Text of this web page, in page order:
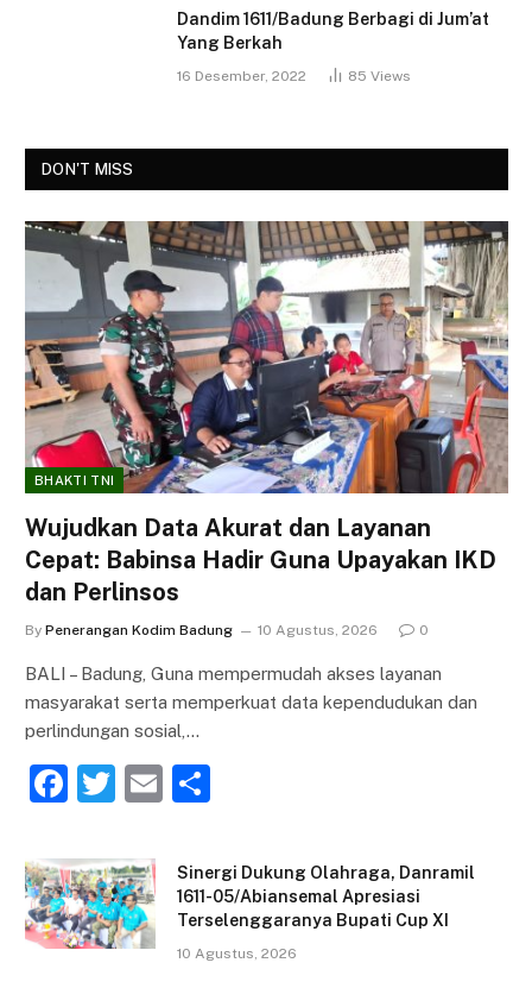
Dandim 1611/Badung Berbagi di Jum’at
Yang Berkah
16 Desember, 2022 85 Views
DON'T MISS
BHAKTI TNI
Wujudkan Data Akurat dan Layanan
Cepat: Babinsa Hadir Guna Upayakan IKD
dan Perlinsos
By Penerangan Kodim Badung 10 Agustus, 2026 0
BALI – Badung, Guna mempermudah akses layanan
masyarakat serta memperkuat data kependudukan dan
perlindungan sosial,…
F
c
e
b
T
itt
er
E
ai ar
e
Sinergi Dukung Olahraga, Danramil
1611-05/Abiansemal Apresiasi
Terselenggaranya Bupati Cup XI
10 Agustus, 2026